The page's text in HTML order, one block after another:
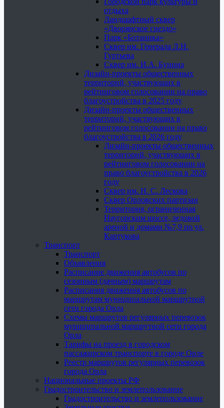
отдыха
Ландшафтный сквер
«Дворянское гнездо»
Парк «Ботаника»
Сквер им. Генерала Л.Н.
Гуртьева
Сквер им. И.А. Бунина
Дизайн-проекты общественных
территорий, участвующих в
рейтинговом голосовании на право
благоустройства в 2025 году
Дизайн-проекты общественных
территорий, участвующих в
рейтинговом голосовании на право
благоустройства в 2026 году
Дизайн-проекты общественных
территорий, участвующих в
рейтинговом голосовании на
право благоустройства в 2026
году
Сквер им. Н. С. Лескова
Сквер Орловских партизан
Территория, ограниченная
Наугорским шоссе, ледовой
ареной и домами №7,9 по ул.
Картукова
Транспорт
Транспорт
Объявления
Расписание движения автобусов по
сезонным (дачным) маршрутам
Расписания движения автобусов по
маршрутам муниципальной маршрутной
сети города Орла
Схемы маршрутов регулярных перевозок
муниципальной маршрутной сети города
Орла
Тарифы на проезд в городском
пассажирском транспорте в городе Орле
Реестр маршрутов регулярных перевозок
города Орла
Национальные проекты РФ
Градостроительство и землепользование
Градостроительство и землепользование